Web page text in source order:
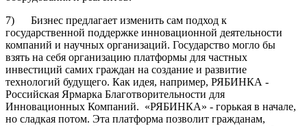
7) Бизнес предлагает изменить сам подход к
государственной поддержке инновационной деятельности
компаний и научных организаций. Государство могло бы
взять на себя организацию платформы для частных
инвестиций самих граждан на создание и развитие
технологий будущего. Как идея, например, РЯБИНКА -
Российская Ярмарка Благотворительности для
Инновационных Компаний. «РЯБИНКА» - горькая в начале,
но сладкая потом. Эта платформа позволит гражданам,